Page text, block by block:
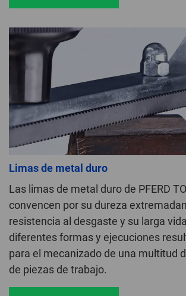
Limas de metal duro
Las limas de metal duro de PFERD
convencen por su dureza
resistencia al desgaste y su larga
diferentes formas y ejecuciones
para el mecanizado de una multitud
de piezas de trabajo.